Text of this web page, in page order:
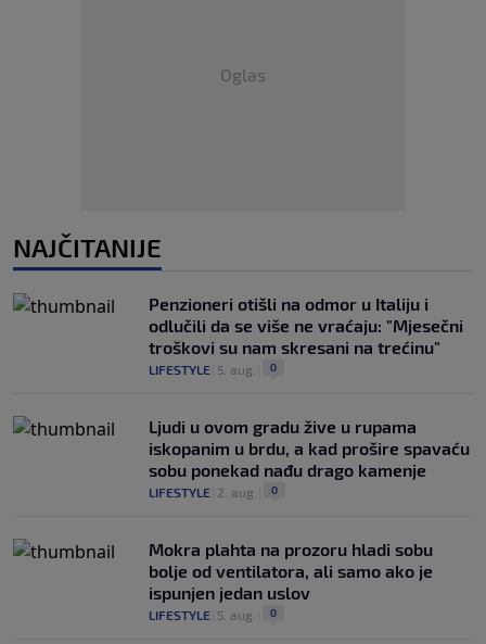
Oglas
NAJČITANIJE
Penzioneri otišli na odmor u Italiju i
odlučili da se više ne vraćaju: "Mjesečni
troškovi su nam skresani na trećinu"
LIFESTYLE 5. aug. 0
Ljudi u ovom gradu žive u rupama
iskopanim u brdu, a kad prošire spavaću
sobu ponekad nađu drago kamenje
LIFESTYLE 2. aug. 0
Mokra plahta na prozoru hladi sobu
bolje od ventilatora, ali samo ako je
ispunjen jedan uslov
LIFESTYLE 5. aug. 0